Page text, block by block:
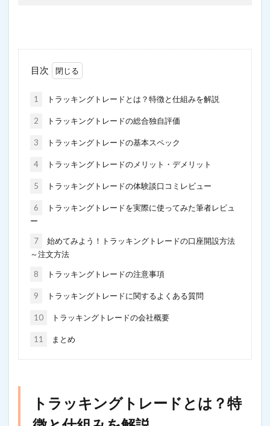
目次
1 トラッキングトレードとは？特徴と仕組みを解説
2 トラッキングトレードの総合独自評価
3 トラッキングトレードの基本スペック
4 トラッキングトレードのメリット・デメリット
5 トラッキングトレードの体験談口コミレビュー
6
トラッキングトレードを実際に使ってみた筆者レビュ
ー
7
始めてみよう！トラッキングトレードの口座開設方法
～注文方法
8 トラッキングトレードの注意事項
9 トラッキングトレードに関するよくある質問
10 トラッキングトレードの会社概要
11 まとめ
トラッキングトレードとは？特